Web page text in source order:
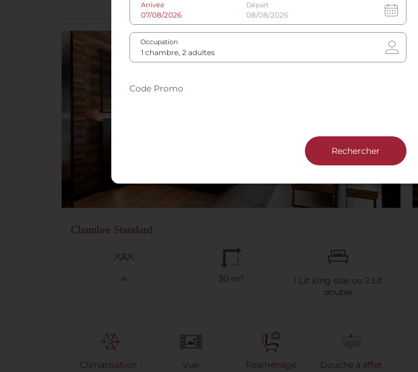
Chambre Standard
4 30 m² 1 Lit king size ou 2 Lit
double
Climatisation -
Vue Réaménagé
Douche à effet
Arrivée Départ
Occupation
Code Promo
Rechercher